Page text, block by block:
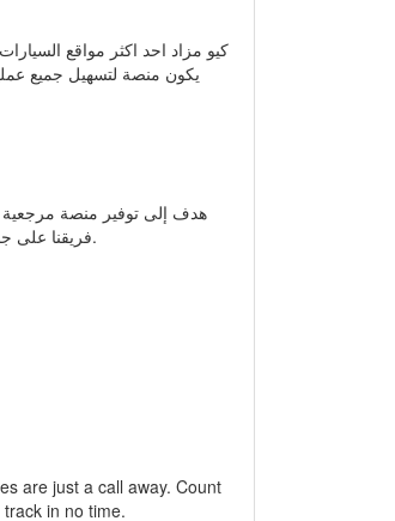
are just a call away. Count
in no time.
arenas that have developed,
business communities.
satisfaction, and
the top companies